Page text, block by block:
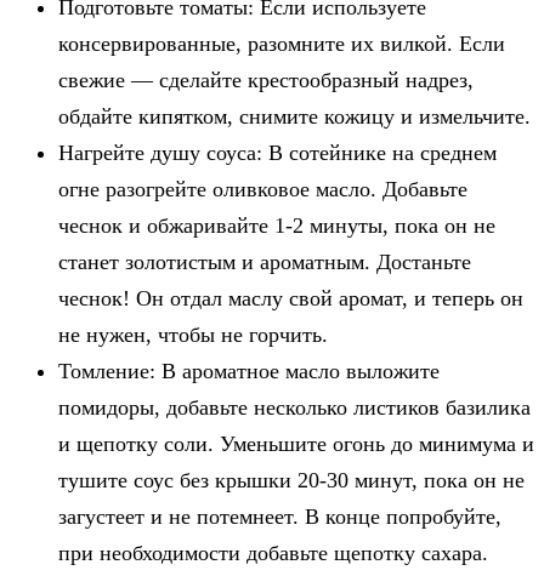
Подготовьте томаты: Если используете
консервированные, разомните их вилкой. Если
свежие — сделайте крестообразный надрез,
обдайте кипятком, снимите кожицу и измельчите.
Нагрейте душу соуса: В сотейнике на среднем
огне разогрейте оливковое масло. Добавьте
чеснок и обжаривайте 1-2 минуты, пока он не
станет золотистым и ароматным. Достаньте
чеснок! Он отдал маслу свой аромат, и теперь он
не нужен, чтобы не горчить.
Томление: В ароматное масло выложите
помидоры, добавьте несколько листиков базилика
и щепотку соли. Уменьшите огонь до минимума и
тушите соус без крышки 20-30 минут, пока он не
загустеет и не потемнеет. В конце попробуйте,
при необходимости добавьте щепотку сахара.